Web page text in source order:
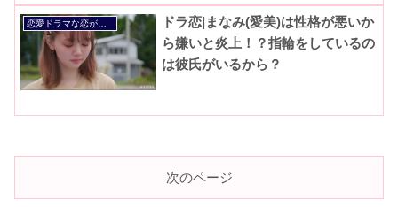
恋愛ドラマな恋がしたい
ドラ恋|まなみ(愛美)は性格が悪いか
ら嫌いと炎上！？指輪をしているの
は彼氏がいるから？
次のページ